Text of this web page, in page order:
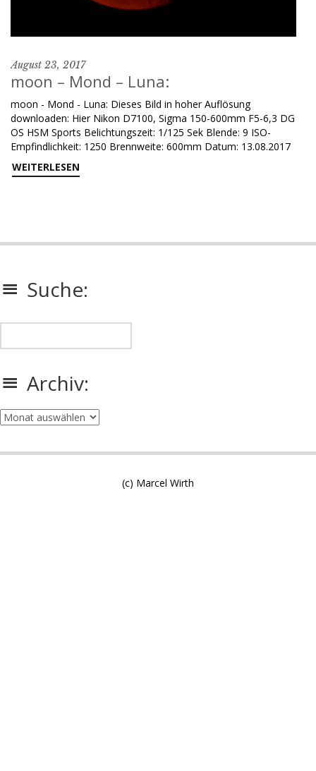
August 23, 2017
moon – Mond – Luna:
moon - Mond - Luna: Dieses Bild in hoher Auflösung
downloaden: Hier Nikon D7100, Sigma 150-600mm F5-6,3 DG
OS HSM Sports Belichtungszeit: 1/125 Sek Blende: 9 ISO-
Empfindlichkeit: 1250 Brennweite: 600mm Datum: 13.08.2017
WEITERLESEN
Suche:
Archiv:
Archiv:
(c) Marcel Wirth